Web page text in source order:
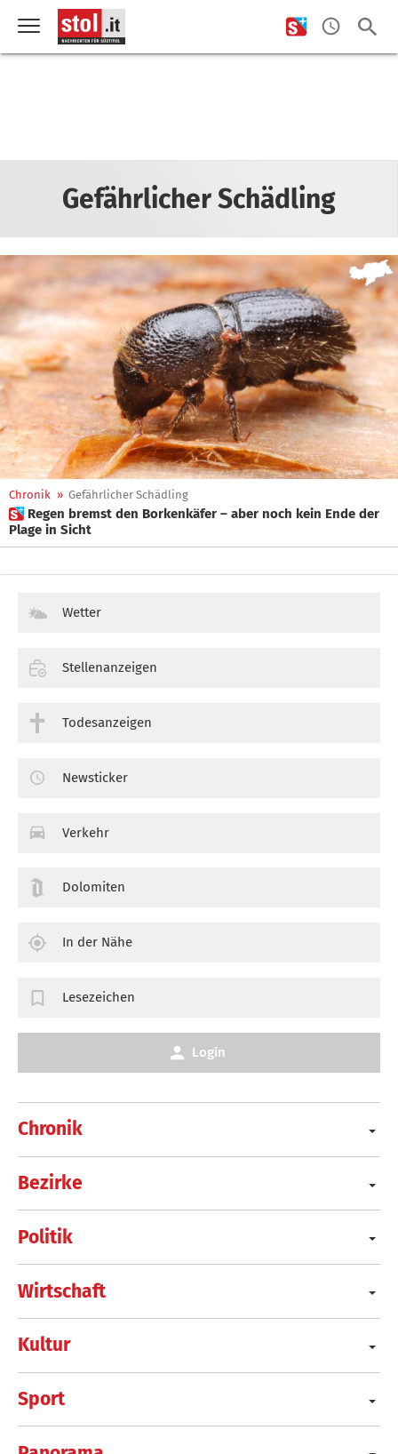
Gefährlicher Schädling
Chronik » Gefährlicher Schädling
 Regen bremst den Borkenkäfer – aber noch kein Ende der
Plage in Sicht
Chronik
Bezirke
Politik
Wirtschaft
Kultur
Sport
Wetter
Stellenanzeigen
Todesanzeigen
Newsticker
Verkehr
Dolomiten
In der Nähe
Lesezeichen
Login